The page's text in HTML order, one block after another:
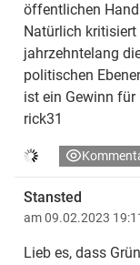
öffentlichen
Natürlich kritisiert
jahrzehntelang
politischen
ist ein Gewinn für
rick31
Stansted
am 09.02.2023
Lieb es, dass